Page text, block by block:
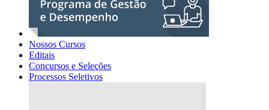
Nossos Cursos
Editais
Concursos e Seleções
Processos Seletivos